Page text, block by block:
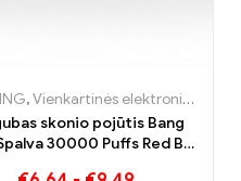
elektroninės cigaretės Austrija
Liuksemburgas,
Liuksemburgas,
,Vienkartinės
,Vienkartinės elektroninės cigaretės
skonio pojūtis Bang
30000 Puffs Red Bull